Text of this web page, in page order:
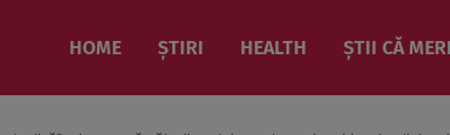
HOME ȘTIRI HEALTH ȘTII CĂ